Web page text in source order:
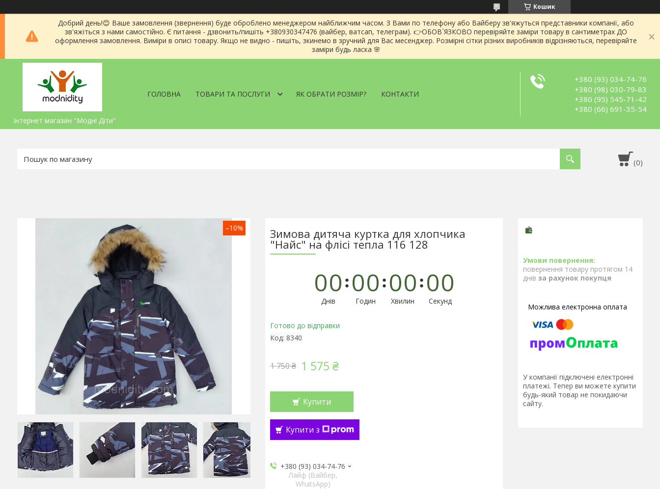
Кошик
Добрий день!😊 Ваше замовлення (звернення) буде оброблено менеджером найближчим часом. З Вами по телефону або Вайберу зв'яжуться представники компанії, або
зв'яжіться з нами самостійно. Є питання - дзвонить/пишіть +380930347476 (вайбер, ватсап, телеграм). 👉ОБОВ`ЯЗКОВО перевіряйте заміри товару в сантиметрах ДО
оформлення замовлення. Виміри в описі товару. Якщо не видно - пишіть, зкинемо в зручний для Вас месенджер. Розмірні сітки різних виробників відрізняються, перевіряйте
заміри будь ласка 🌸
Інтернет магазин "Модні Діти"
ГОЛОВНА ТОВАРИ ТА ПОСЛУГИ ЯК ОБРАТИ РОЗМІР? КОНТАКТИ
+380 (93) 034-74-76
+380 (98) 030-79-83
+380 (95) 545-71-42
+380 (66) 691-35-54
–10% Зимова дитяча куртка для хлопчика
"Найс" на флісі тепла 116 128
00
Днів
00
Годин
00
Хвилин
00
Секунд
Готово до відправки
Код: 8340
1 750 ₴ 1 575 ₴
Купити
Купити з
+380 (93) 034-74-76
Лайф (Вайбер,
WhatsApp)
повернення товару протягом 14
днів за рахунок покупця
У компанії підключені електронні
платежі. Тепер ви можете купити
будь-який товар не покидаючи
сайту.